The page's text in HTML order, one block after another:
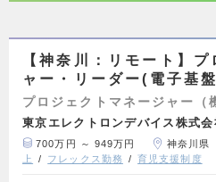
【神奈川：リモート】
ャー・リーダー(電子基
プロジェクトマネージャー（
東京エレクトロンデバイス株式会
700万円 ～ 949万円 神奈川県
上
フレックス勤務 育児支援制度